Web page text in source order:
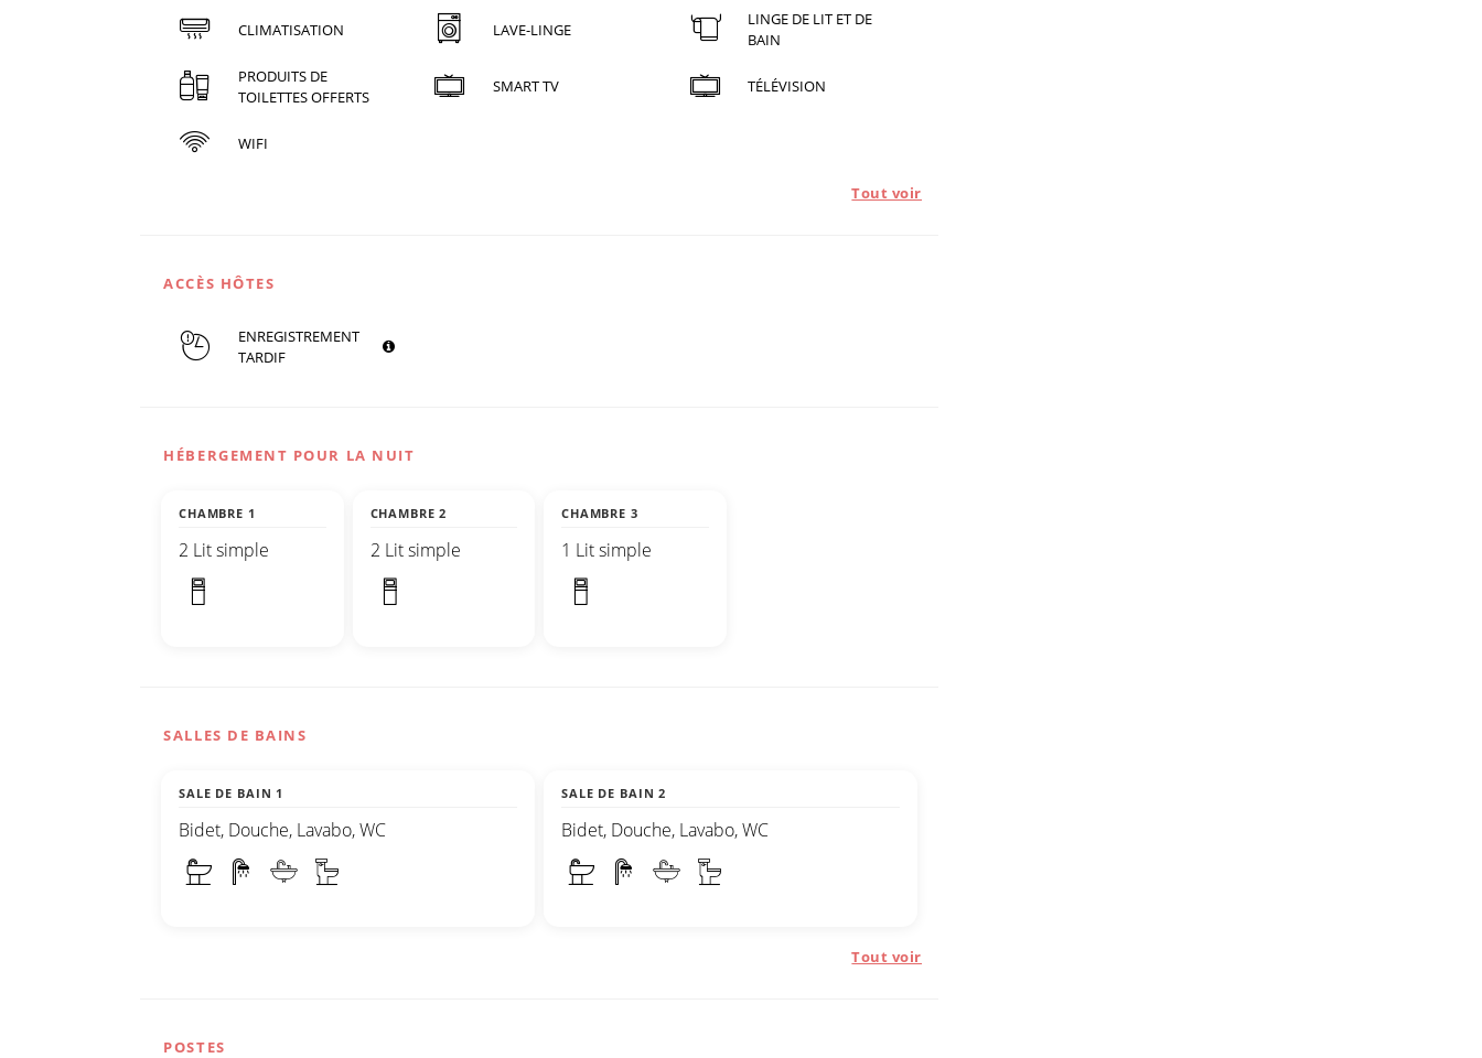
CLIMATISATION LAVE-LINGE
LINGE DE LIT ET DE
BAIN
PRODUITS DE
TOILETTES OFFERTS
SMART TV TÉLÉVISION
WIFI
Tout voir
ACCÈS HÔTES
ENREGISTREMENT
TARDIF
HÉBERGEMENT POUR LA NUIT
CHAMBRE 1
2 Lit simple
CHAMBRE 2
2 Lit simple
CHAMBRE 3
1 Lit simple
SALLES DE BAINS
SALE DE BAIN 1
Bidet, Douche, Lavabo, WC
SALE DE BAIN 2
Bidet, Douche, Lavabo, WC
Tout voir
POSTES